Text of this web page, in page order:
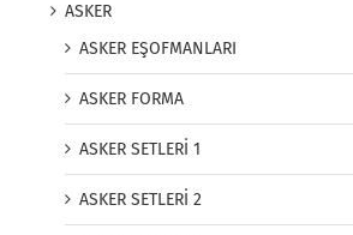
ASKER
ASKER EŞOFMANLARI
ASKER FORMA
ASKER SETLERİ 1
ASKER SETLERİ 2